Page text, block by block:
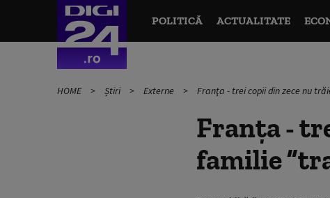
POLITICĂ ACTUALITATE
HOME Știri Externe Franţa - trei copii din zece nu
Franţa -
familie